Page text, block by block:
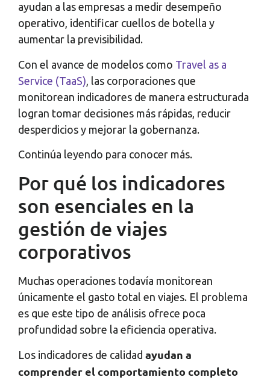
ayudan a las empresas a medir desempeño
operativo, identificar cuellos de botella y
aumentar la previsibilidad.
Con el avance de modelos como Travel as a
Service (TaaS) , las corporaciones que
monitorean indicadores de manera estructurada
logran tomar decisiones más rápidas, reducir
desperdicios y mejorar la gobernanza.
Continúa leyendo para conocer más.
Por qué los indicadores
son esenciales en la
gestión de viajes
corporativos
Muchas operaciones todavía monitorean
únicamente el gasto total en viajes. El problema
es que este tipo de análisis ofrece poca
profundidad sobre la eficiencia operativa.
Los indicadores de calidad ayudan a
comprender el comportamiento completo